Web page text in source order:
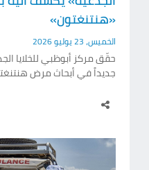
«هنتنغتون»
الخميس، 23 يوليو 2026
جديداً في أبحاث مرض
الكشف عن آلية بيولوجية
في تطوّر المرض، في
التنكسية التي تُصيب
الحركة والقدرات الإدراكية